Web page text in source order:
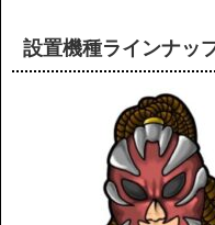
設置機種ラインナッ